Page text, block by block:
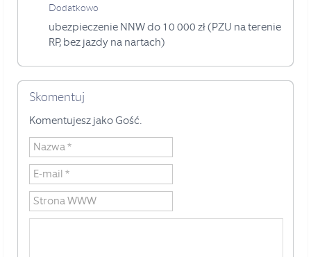
Dodatkowo
ubezpieczenie NNW do 10 000 zł (PZU na terenie
RP, bez jazdy na nartach)
Skomentuj
Komentujesz jako Gość.